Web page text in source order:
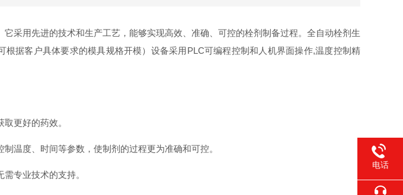
采用先进的技术和生产工艺，能够实现高效、准确、可控的栓剂制备过程。全自动栓剂生
据客户具体要求的模具规格开模）设备采用PLC可编程控制和人机界面操作,温度控制精
更好的药效。
度、时间等参数，使制剂的过程更为准确和可控。
专业技术的支持。
电话